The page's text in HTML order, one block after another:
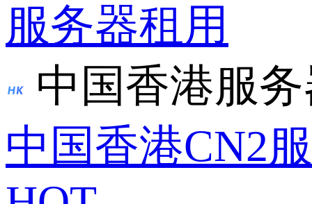
服务器租用
中国香港服
中国香港CN2